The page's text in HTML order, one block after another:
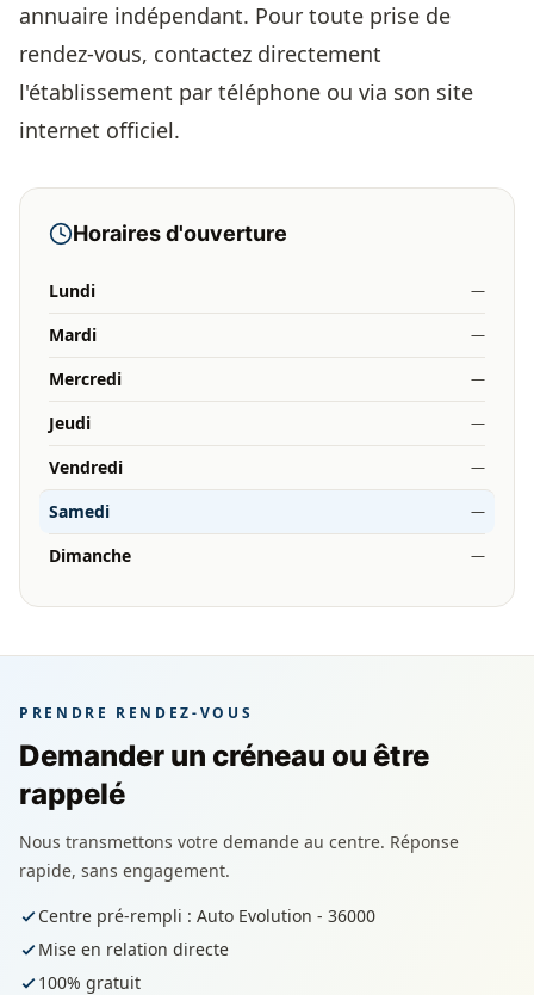
annuaire indépendant. Pour toute prise de
rendez-vous, contactez directement
l'établissement par téléphone ou via son site
internet officiel.
Horaires d'ouverture
Lundi —
Mardi —
Mercredi —
Jeudi —
Vendredi —
Samedi —
Dimanche —
PRENDRE RENDEZ-VOUS
Demander un créneau ou être
rappelé
Nous transmettons votre demande au centre. Réponse
rapide, sans engagement.
Centre pré-rempli : Auto Evolution - 36000
Mise en relation directe
100% gratuit